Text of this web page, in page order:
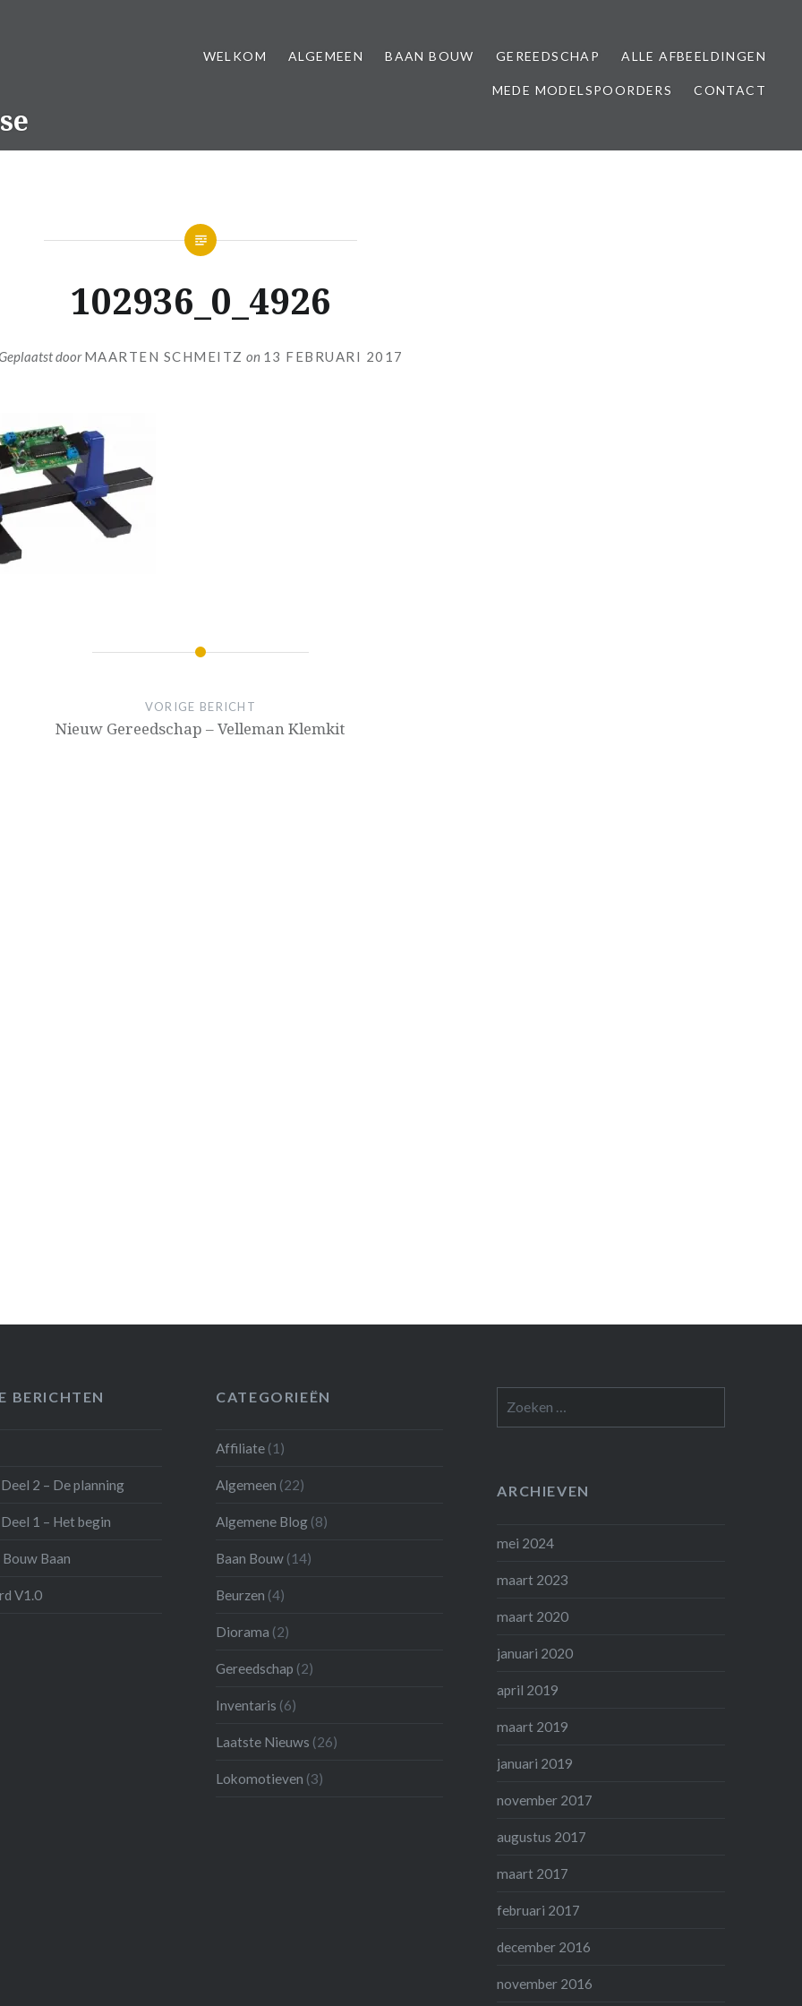
WELKOM ALGEMEEN BAAN BOUW GEREEDSCHAP ALLE AFBEELDINGEN
MEDE MODELSPOORDERS CONTACT
102936_0_4926
doorMAARTEN SCHMEITZ on 13 FEBRUARI 2017
VORIGE BERICHT
Nieuw Gereedschap – Velleman Klemkit
BERICHTEN
2 – De planning
1 – Het begin
Baan
V1.0
CATEGORIEËN
Affiliate (1)
Algemeen (22)
Algemene Blog (8)
Baan Bouw (14)
Beurzen (4)
Diorama (2)
Gereedschap (2)
Inventaris (6)
Laatste Nieuws (26)
Lokomotieven (3)
ARCHIEVEN
mei 2024
maart 2023
maart 2020
januari 2020
april 2019
maart 2019
januari 2019
november 2017
augustus 2017
maart 2017
februari 2017
december 2016
november 2016